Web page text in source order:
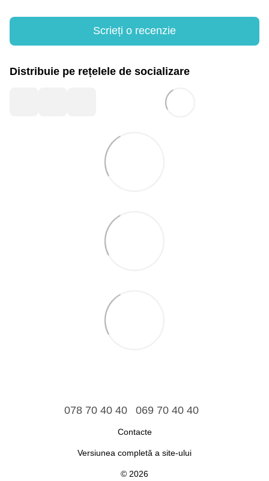
Scrieți o recenzie
Distribuie pe rețelele de socializare
078 70 40 40 069 70 40 40
Contacte
Versiunea completă a site-ului
© 2026